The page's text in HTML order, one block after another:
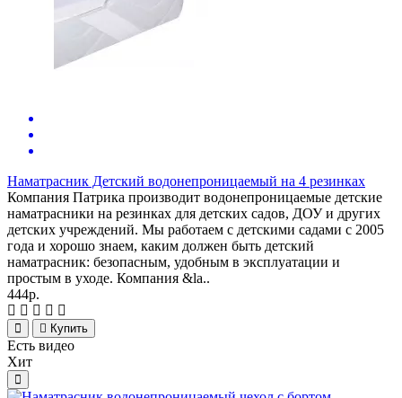
Наматрасник Детский водонепроницаемый на 4 резинках
Компания Патрика производит водонепроницаемые детские
наматрасники на резинках для детских садов, ДОУ и других
детских учреждений. Мы работаем с детскими садами с 2005
года и хорошо знаем, каким должен быть детский
наматрасник: безопасным, удобным в эксплуатации и
простым в уходе. Компания &la..
444р.
Купить
Есть видео
Хит